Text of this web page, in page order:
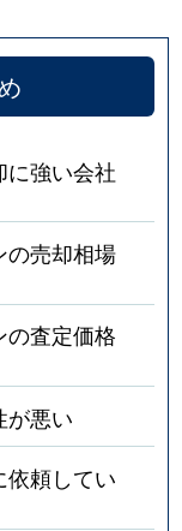
強い会社
の売却相場
査定価格
が悪い
依頼してい